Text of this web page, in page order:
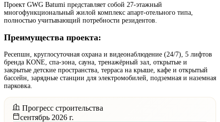
Проект GWG Batumi представляет собой 27-этажный
многофункциональный жилой комплекс апарт-отельного типа,
полностью учитывающий потребности резидентов.
Преимущества проекта:
Ресепшн, круглосуточная охрана и видеонаблюдение (24/7), 5 лифтов
бренда KONE, спа-зона, сауна, тренажёрный зал, открытые и
закрытые детские пространства, терраса на крыше, кафе и открытый
бассейн, зарядные станции для электромобилей, подземная и наземная
парковка.
Прогресс строительства
сентябрь 2026 г.